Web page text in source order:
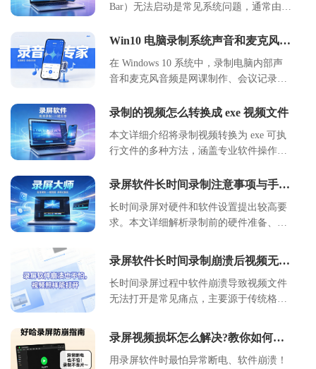
Bar）无法启动是常见系统问题，通常由服
异常引起。本文系统梳理故障成因，并提
调整、驱动更新等核心操作。通过规范设
置与权限管理，用户可快速恢复录屏功
求。建议优先检查系统服务状态，按步骤
排查并定期维护系统组件，以保障功能稳
定性。
Win10 电脑录制系统声音和麦克风教
在 Windows 10 系统中，录制电脑内部声
音和麦克风音频是网课制作、会议记录及
种主流录制方案：一是利用 Windows 自带
装额外软件，适合临时快速录制；二是使
用好哈电脑录音软件，提供更专业的音轨
适合高质量音频产出。用户可根据自身对
音质、操作复杂度及功能深度的需求，选
择最适合的录制方式，轻松实现系统内声
录制的视频怎么转换成 exe 视频文件
本文详细介绍将录制视频转换为 exe 可执
行文件的多种方法，涵盖专业软件操作、
不同工具的转换效率、文件体积和兼容
景的实用指南。包含具体参数设置、操作
步骤及注意事项，帮助用户高效完成视频
录屏软件长时间录制注意事项与手动
录制方法指南
长时间录屏对硬件和软件设置提出较高要
求。本文详细解析录制前的硬件准备、软
理、存储规划、编码选择等核心环节。通
过合理的分段策略与后期处理方案，可有
效避免文件损坏、卡顿及过热问题，确保
录制过程稳定高效，适合网课记录、会议
录屏软件长时间录制崩溃后视频无法
打开？MKV 实时格式修复教程
长时间录屏过程中软件崩溃导致视频文件
无法打开是常见痛点，主要源于传统格式
因，推荐使用具备实时写入特性的 MKV
格式，并提供详细的配置步骤与损坏文件
修复方案，确保录制数据安全可靠。
录屏视频损坏怎么解决?教你如何录
制视频
用录屏软件时最怕异常断电、软件崩溃！